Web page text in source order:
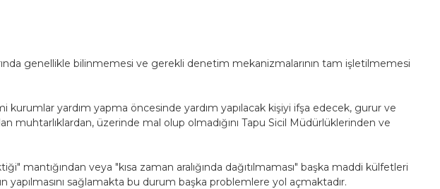
genellikle bilinmemesi ve gerekli denetim mekanizmalarının tam işletilmemesi
yardım yapma öncesinde yardım yapılacak kişiyi ifşa edecek, gurur ve
üzerinde mal olup olmadığını Tapu Sicil Müdürlüklerinden ve
veya "kısa zaman aralığında dağıtılmaması" başka maddi külfetleri
sağlamakta bu durum başka problemlere yol açmaktadır.